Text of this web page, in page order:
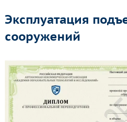
Эксплуатация
сооружений